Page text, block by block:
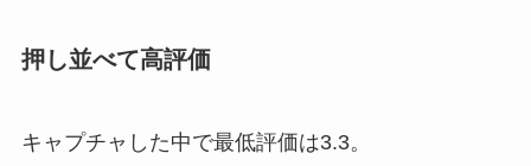
押し並べて高評価
キャプチャした中で最低評価は3.3。